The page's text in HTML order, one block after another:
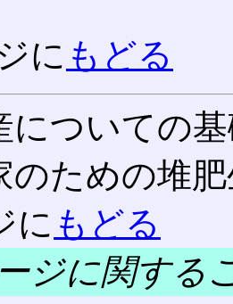
に もどる
についての
のための堆
に もどる
ジに関する